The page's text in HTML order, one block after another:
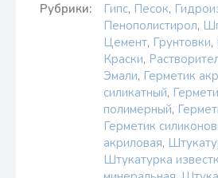
Рубрики: Гипс, Песок,
Пенополистирол,
Цемент, Грунтовки,
Краски,
Эмали, Герметик
силикатный,
полимерный,
Герметик
акриловая,
Штукатурка